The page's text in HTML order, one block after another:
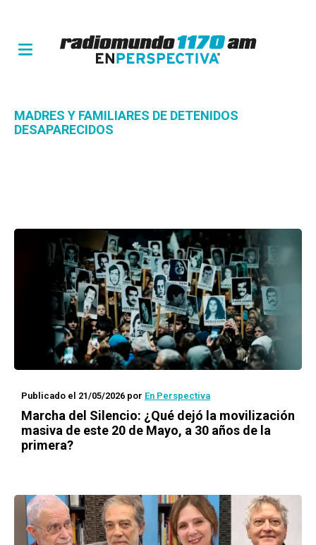
MADRES Y FAMILIARES DE DETENIDOS
DESAPARECIDOS
Publicado el 21/05/2026 por En Perspectiva
Marcha del Silencio: ¿Qué dejó la movilización
masiva de este 20 de Mayo, a 30 años de la
primera?